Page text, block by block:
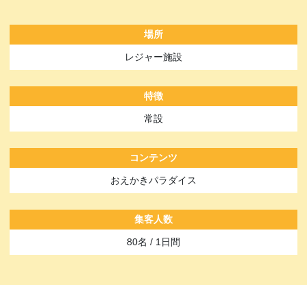
場所
レジャー施設
特徴
常設
コンテンツ
おえかきパラダイス
集客人数
80名 / 1日間